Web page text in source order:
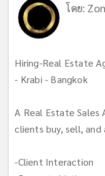
โดย:
Hiring-Real Estate
- Krabi - Bangkok
A Real Estate Sales
clients buy, sell,
-Client Interaction